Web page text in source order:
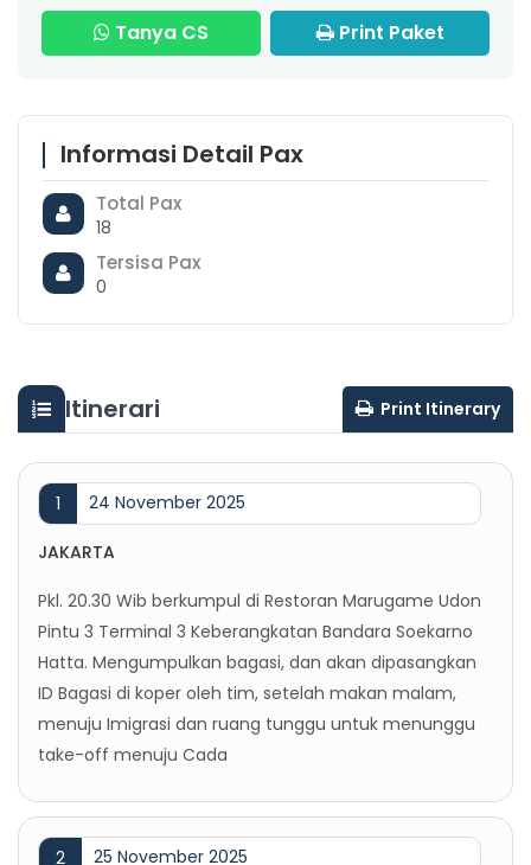
Tanya CS Print Paket
Informasi Detail Pax
Total Pax
18
Tersisa Pax
0
Itinerari Print Itinerary
1 24 November 2025
JAKARTA
Pkl. 20.30 Wib berkumpul di Restoran Marugame Udon
Pintu 3 Terminal 3 Keberangkatan Bandara Soekarno
Hatta. Mengumpulkan bagasi, dan akan dipasangkan
ID Bagasi di koper oleh tim, setelah makan malam,
menuju Imigrasi dan ruang tunggu untuk menunggu
take-off menuju Cada
2 25 November 2025